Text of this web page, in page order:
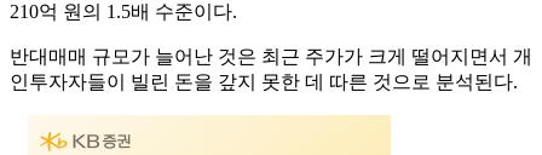
210억 원의 1.5배 수준이다.
반대매매 규모가 늘어난 것은 최근 주가가 크게 떨어지면서 개
인투자자들이 빌린 돈을 갚지 못한 데 따른 것으로 분석된다.